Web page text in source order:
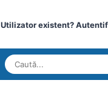
Utilizator existent?